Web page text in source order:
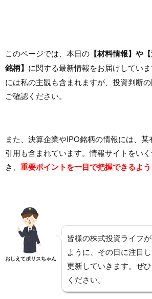
このページでは、本日の 【材料情報】や
銘柄】 に関する最新情報をお届けしてい
には私の主観も含まれますが、投資判断
ご確認ください。
また、決算企業やIPO銘柄の情報には、
引用も含まれています。情報サイトをい
き、 重要ポイントを一目で把握できるよう
おしえてポリスちゃん
皆様の株式投資ライフ
ように、その日に注目
更新していきます。ぜ
ください。